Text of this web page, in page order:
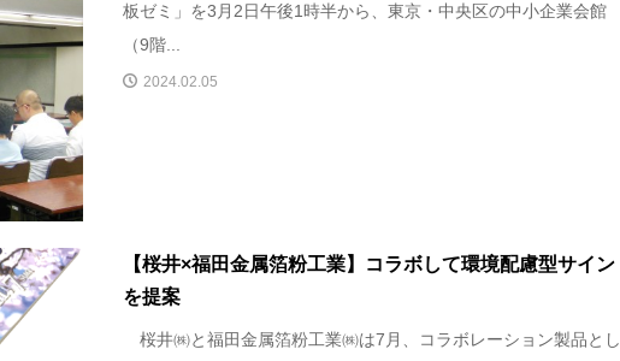
板ゼミ」を3月2日午後1時半から、東京・中央区の中小企業会館
（9階...
2024.02.05
【桜井×福田金属箔粉工業】コラボして環境配慮型サイン
を提案
桜井㈱と福田金属箔粉工業㈱は7月、コラボレーション製品とし